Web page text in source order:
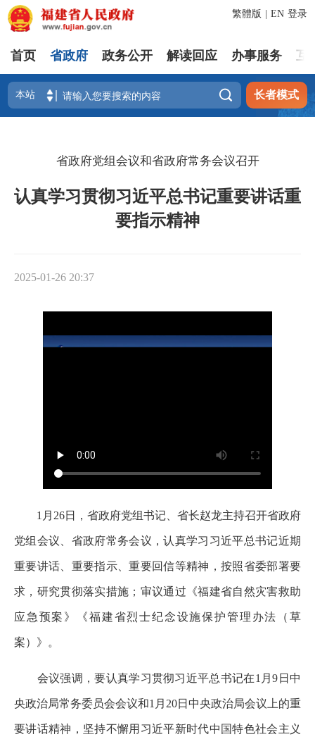
登录
繁體版 EN
首页 省政府 政务公开 解读回应 办事服务 互
 长者模式
省政府党组会议和省政府常务会议召开
认真学习贯彻习近平总书记重要讲话重
要指示精神
2025-01-26 20:37
1月26日，省政府党组书记、省长赵龙主持召开省政府
党组会议、省政府常务会议，认真学习习近平总书记近期
重要讲话、重要指示、重要回信等精神，按照省委部署要
求，研究贯彻落实措施；审议通过《福建省自然灾害救助
应急预案》《福建省烈士纪念设施保护管理办法（草
案）》。
会议强调，要认真学习贯彻习近平总书记在1月9日中
央政治局常务委员会会议和1月20日中央政治局会议上的重
要讲话精神，坚持不懈用习近平新时代中国特色社会主义